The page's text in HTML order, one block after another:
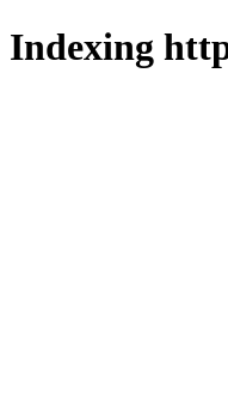
Indexing